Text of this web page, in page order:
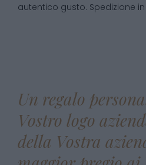
autentico gusto. Spedizione
Un regalo
Vostro logo
della Vostra